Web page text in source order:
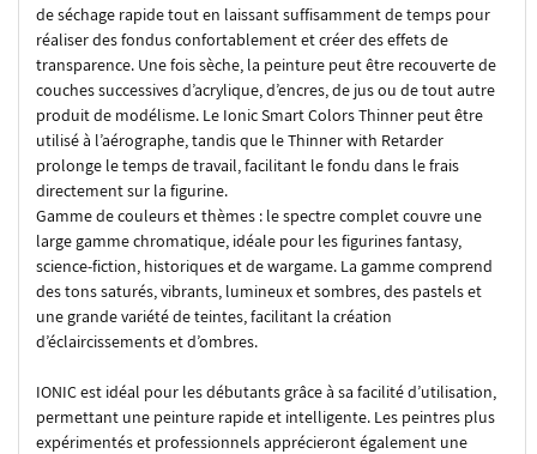
de séchage rapide tout en laissant suffisamment de temps pour
réaliser des fondus confortablement et créer des effets de
transparence. Une fois sèche, la peinture peut être recouverte de
couches successives d’acrylique, d’encres, de jus ou de tout autre
produit de modélisme. Le Ionic Smart Colors Thinner peut être
utilisé à l’aérographe, tandis que le Thinner with Retarder
prolonge le temps de travail, facilitant le fondu dans le frais
directement sur la figurine.
Gamme de couleurs et thèmes : le spectre complet couvre une
large gamme chromatique, idéale pour les figurines fantasy,
science-fiction, historiques et de wargame. La gamme comprend
des tons saturés, vibrants, lumineux et sombres, des pastels et
une grande variété de teintes, facilitant la création
d’éclaircissements et d’ombres.
IONIC est idéal pour les débutants grâce à sa facilité d’utilisation,
permettant une peinture rapide et intelligente. Les peintres plus
expérimentés et professionnels apprécieront également une